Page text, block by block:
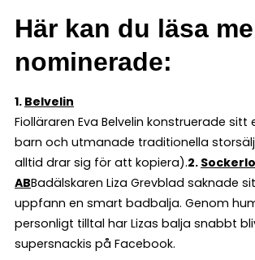
Här kan du läsa
nominerade:
1. Belvelin
Fiolläraren Eva Belvelin konstruerade
barn och utmanade traditionella
alltid drar sig för att kopiera).2.
ABBadälskaren Liza Grevblad saknade
uppfann en smart badbalja. Genom
personligt tilltal har Lizas balja snabbt
supersnackis på Facebook.